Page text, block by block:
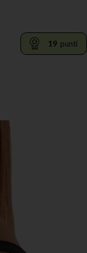
19 punti